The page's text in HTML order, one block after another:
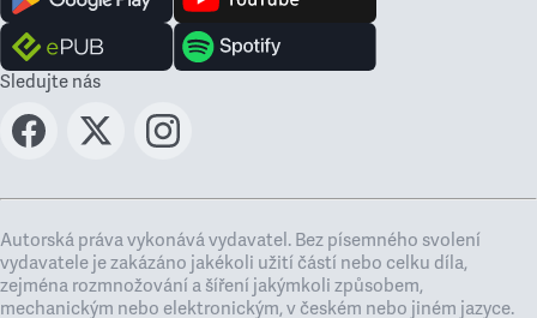
Sledujte nás
Autorská práva vykonává vydavatel. Bez písemného svolení
vydavatele je zakázáno jakékoli užití částí nebo celku díla,
zejména rozmnožování a šíření jakýmkoli způsobem,
mechanickým nebo elektronickým, v českém nebo jiném jazyce.